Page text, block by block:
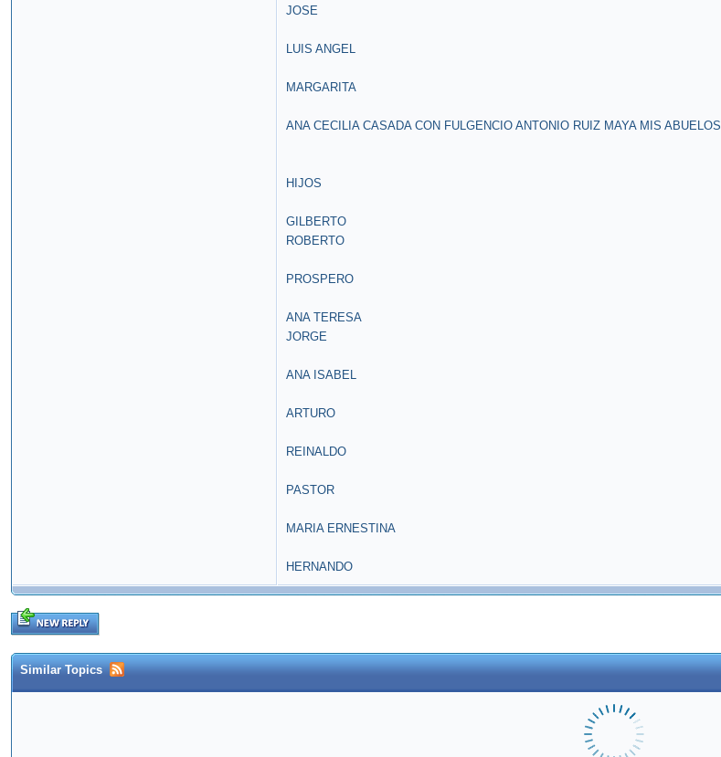
JOSE
LUIS ANGEL
MARGARITA
ANA CECILIA CASADA CON FULGENCIO ANTONIO RUIZ MAYA MIS ABUELOS
HIJOS
GILBERTO
ROBERTO
PROSPERO
ANA TERESA
JORGE
ANA ISABEL
ARTURO
REINALDO
PASTOR
MARIA ERNESTINA
HERNANDO
Similar Topics